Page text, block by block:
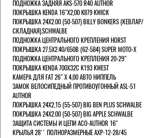
ПОДНОЖКА ЗАДНЯЯ AKS-570 R40 AUTHOR
ПОКРЫШКА KENDA 16"Х2,00 K879 KWICK
ПОКРЫШКА 24X2.00 (50-507) BILLY BONKERS (КЕВЛАР/
СКЛАДНАЯ).SCHWALBE
ПОДНОЖКА ЦЕНТРАЛЬНОГО КРЕПЛЕНИЯ HORST
ПОКРЫШКА 27.5X2.40/650B (62-584) SUPER MOTO-X
ПОДНОЖКА ЦЕНТРАЛЬНОГО КРЕПЛЕНИЯ 20-29"
ПОКРЫШКА KENDA 700Х32С K193 KWEST
КАМЕРА ДЛЯ FAT 26" X 4,00 АВТО НИППЕЛЬ
ЗАМОК ВЕЛОСИПЕДНЫЙ ПРОТИВОУГОННЫЙ ASL-51
AUTHOR
ПОКРЫШКА 24X2,15 (55-507) BIG BEN PLUS SCHWALBE
ПОКРЫШКА 24X2.00 (50-507) BIG APPLE SCHWALBE
ЗАЩИТА СИСТЕМЫ И ЦЕПИ ACO-AUTHOR 16"
КРЫЛЬЯ 28'' ПОЛНОРАЗМЕРНЫЕ AXP-12-28/45